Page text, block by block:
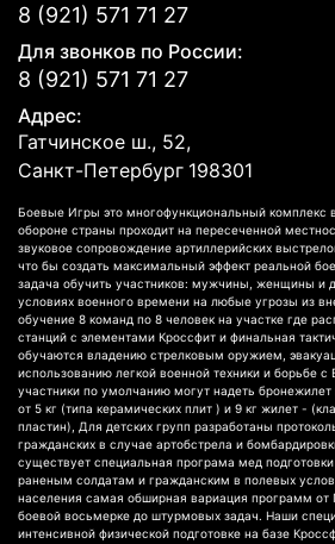
8 (921) 571 71 27
Для звонков по России:
8 (921) 571 71 27
Адрес:
Гатчинское ш., 52,
Санкт-Петербург 198301
Боевые Игры это многофункциональный комплекс
обороне страны проходит на пересеченной
звуковое сопровождение артиллерийских
что бы создать максимальный эффект реальной
задача обучить участников: мужчины, женщины и
условиях военного времени на любые угрозы из
обучение 8 команд по 8 человек на участке где
станций с элементами Кроссфит и финальная
обучаются владению стрелковым оружием,
использованию легкой военной техники и борьбе
участники по умолчанию могут надеть
от 5 кг (типа керамических плит ) и 9 кг жилет -
пластин), Для детских групп разработаны
гражданских в случае артобстрела и
существует специальная програма мед
раненым солдатам и гражданским в полевых
населения самая обширная вариация программ от
боевой восьмерке до штурмовых задач. Наши
интенсивной физической подготовке на базе